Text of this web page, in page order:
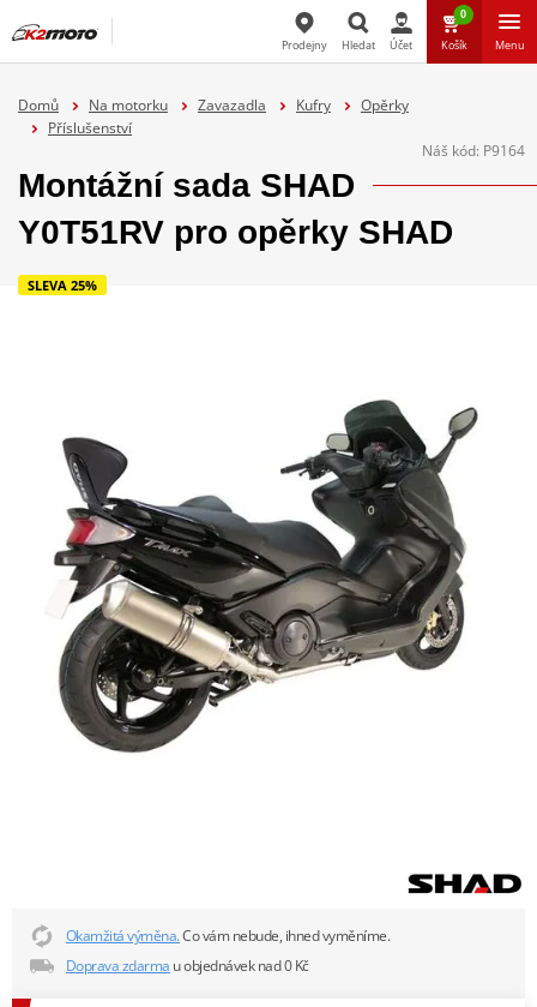
Prodejny Hledat Účet
0
Košík Menu
Domů Na motorku Zavazadla Kufry
Opěrky
Příslušenství
Náš kód: P9164
Montážní sada SHAD
Y0T51RV pro opěrky SHAD
SLEVA 25%
Okamžitá výměna.Co vám nebude, ihned vyměníme.
Doprava zdarma u objednávek nad 0 Kč